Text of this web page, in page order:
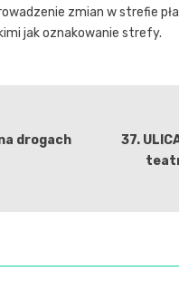
zmian w strefie
jak oznakowanie strefy.
drogach
37.